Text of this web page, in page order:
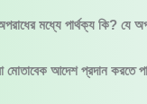
মধ্যে পার্থক্য কি? যে
মোতাবেক আদেশ প্রদান